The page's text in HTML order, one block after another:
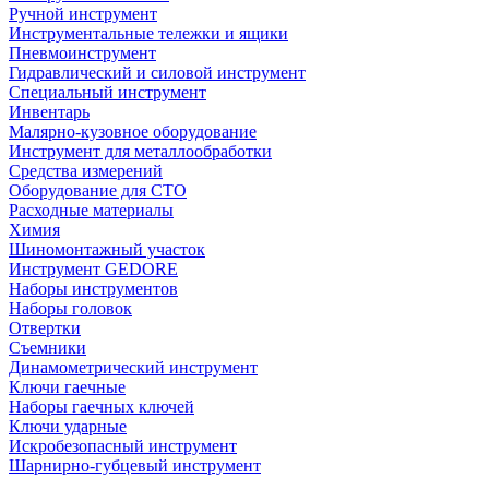
Ручной инструмент
Инструментальные тележки и ящики
Пневмоинструмент
Гидравлический и силовой инструмент
Специальный инструмент
Инвентарь
Малярно-кузовное оборудование
Инструмент для металлообработки
Средства измерений
Оборудование для СТО
Расходные материалы
Химия
Шиномонтажный участок
Инструмент GEDORE
Наборы инструментов
Наборы головок
Отвертки
Съемники
Динамометрический инструмент
Ключи гаечные
Наборы гаечных ключей
Ключи ударные
Искробезопасный инструмент
Шарнирно-губцевый инструмент